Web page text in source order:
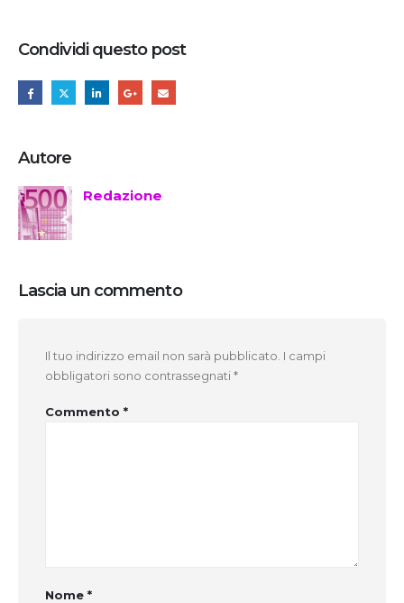
Condividi questo post
Autore
Redazione
Lascia un commento
Il tuo indirizzo email non sarà pubblicato. I campi
obbligatori sono contrassegnati*
Commento *
Nome *